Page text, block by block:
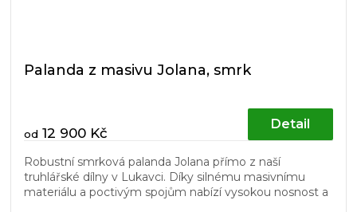
Palanda z masivu Jolana, smrk
od 12 900 Kč
Detail
Robustní smrková palanda Jolana přímo z naší
truhlářské dílny v Lukavci. Díky silnému masivnímu
materiálu a poctivým spojům nabízí vysokou nosnost a